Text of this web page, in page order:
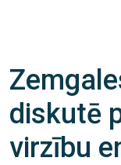
diskutē
virzību